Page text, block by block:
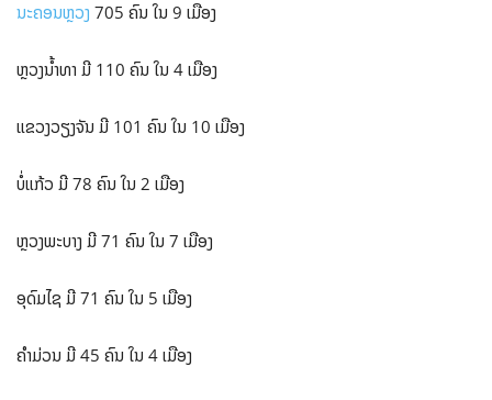
ນະຄອນຫຼວງ 705 ຄົນ ໃນ 9 ເມືອງ
ຫຼວງນໍ້າທາ ມີ 110 ຄົນ ໃນ ​4 ເມືອງ
ແຂວງວຽງຈັນ ມີ 101 ຄົນ ໃນ 10​ ເມືອງ
ບໍ່ແກ້ວ ມີ 78 ຄົນ ໃນ 2​ ເມືອງ
ຫຼວງພະບາງ ມີ 71 ຄົນ ໃນ 7​ ເມືອງ
ອຸດົມໄຊ ມີ 71 ຄົນ ໃນ 5​ ເມືອງ
ຄຳມ່ວນ ມີ 45 ຄົນ ໃນ ​4 ເມືອງ